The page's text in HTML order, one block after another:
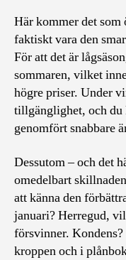
Här kommer det
faktiskt vara den
För att det är
sommaren, vilket
högre priser. Under
tillgänglighet, och
genomfört snabbare
Dessutom – och det
omedelbart
att känna den
januari? Herregud,
försvinner.
kroppen och i